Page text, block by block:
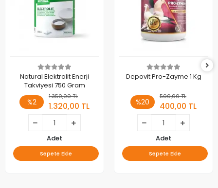
Natural Elektrolit Enerji
Takviyesi 750 Gram
%2
1.350,00 TL
1.320,00 TL
Adet
Sepete Ekle
Depovit Pro-Zayme 1 Kg
%20
500,00 TL
400,00 TL
Adet
Sepete Ekle